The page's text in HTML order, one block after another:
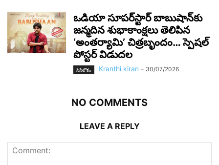
ఒడియా సూపర్‌స్టార్ బాబుషాన్‌కు
జన్మదిన శుభాకాంక్షలు తెలిపిన
‘అంతర్యామి’ చిత్రబృందం… స్పెషల్
పోస్టర్ విడుదల
సినీలోకం Kranthi kiran - 30/07/2026
NO COMMENTS
LEAVE A REPLY